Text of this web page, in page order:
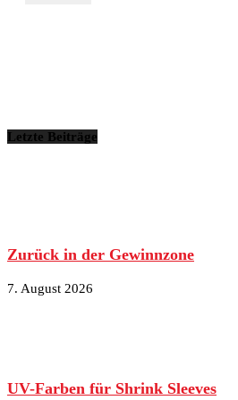
Letzte Beiträge
Zurück in der Gewinnzone
7. August 2026
UV-Farben für Shrink Sleeves